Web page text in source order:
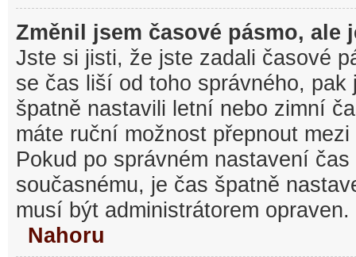
Změnil jsem časové pásmo, ale
Jste si jisti, že jste zadali časové
se čas liší od toho správného, pak
špatně nastavili letní nebo zimní
máte ruční možnost přepnout
Pokud po správném nastavení
současnému, je čas špatně
musí být administrátorem opraven.
Nahoru